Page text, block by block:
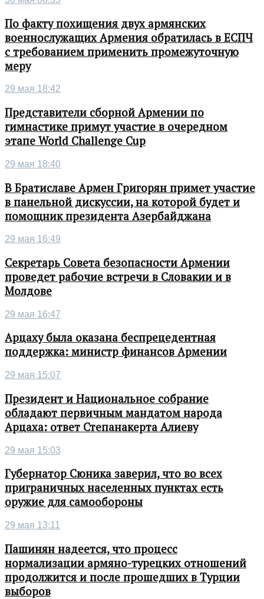
По факту похищения двух армянских
военнослужащих Армения обратилась в ЕСПЧ
с требованием применить промежуточную
меру
29 мая 18:42
Представители сборной Армении по
гимнастике примут участие в очередном
этапе World Challenge Cup
29 мая 18:40
В Братиславе Армен Григорян примет участие
в панельной дискуссии, на которой будет и
помощник президента Азербайджана
29 мая 16:49
Секретарь Совета безопасности Армении
проведет рабочие встречи в Словакии и в
Молдове
29 мая 16:47
Арцаху была оказана беспрецедентная
поддержка: министр финансов Армении
29 мая 15:07
Президент и Национальное собрание
обладают первичным мандатом народа
Арцаха: ответ Степанакерта Алиеву
29 мая 15:03
Губернатор Сюника заверил, что во всех
приграничных населенных пунктах есть
оружие для самообороны
29 мая 13:11
Пашинян надеется, что процесс
нормализации армяно-турецких отношений
продолжится и после прошедших в Турции
выборов